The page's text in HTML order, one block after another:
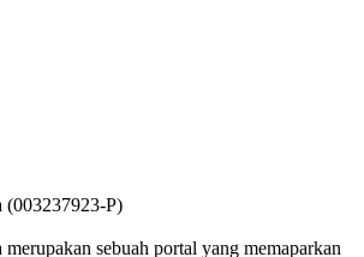
P)
sebuah portal yang memaparkan